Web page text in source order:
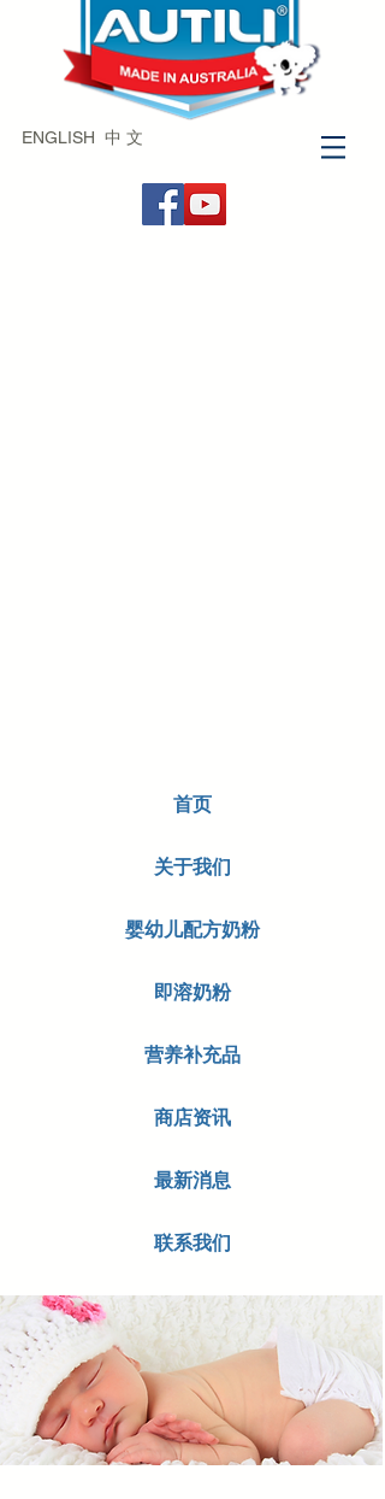
ENGLISH 中 文
首页
关于我们
婴幼儿配方奶粉
即溶奶粉
营养补充品
商店资讯
最新消息
联系我们